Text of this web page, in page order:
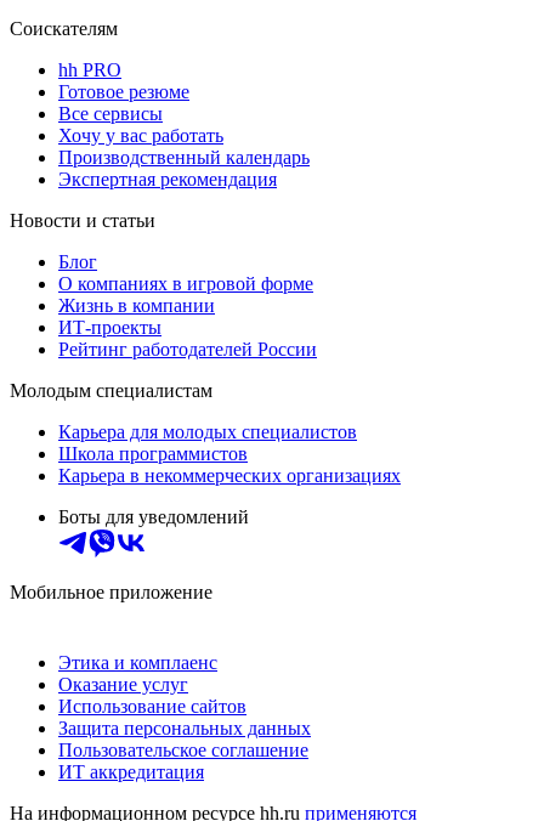
Соискателям
hh PRO
Готовое резюме
Все сервисы
Хочу у вас работать
Производственный календарь
Экспертная рекомендация
Новости и статьи
Блог
О компаниях в игровой форме
Жизнь в компании
ИТ-проекты
Рейтинг работодателей России
Молодым специалистам
Карьера для молодых специалистов
Школа программистов
Карьера в некоммерческих организациях
Боты для уведомлений
Мобильное приложение
Этика и комплаенс
Оказание услуг
Использование сайтов
Защита персональных данных
Пользовательское соглашение
ИТ аккредитация
На информационном ресурсе hh.ru применяются